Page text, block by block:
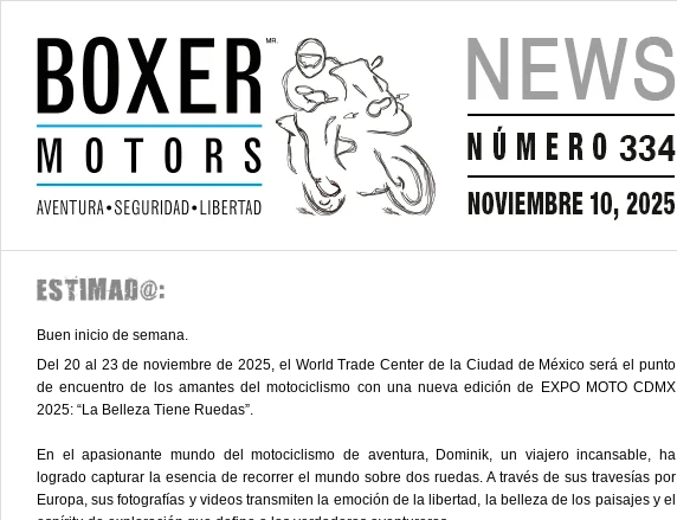
Buen inicio de semana.
Del 20 al 23 de noviembre de 2025, el World Trade Center de la Ciudad de México será el punto
de encuentro de los amantes del motociclismo con una nueva edición de EXPO MOTO CDMX
2025: “La Belleza Tiene Ruedas”.
En el apasionante mundo del motociclismo de aventura, Dominik, un viajero incansable, ha
logrado capturar la esencia de recorrer el mundo sobre dos ruedas. A través de sus travesías por
Europa, sus fotografías y videos transmiten la emoción de la libertad, la belleza de los paisajes y el